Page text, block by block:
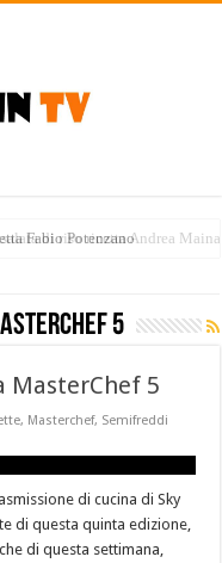
di riso ricetta Andrea
Fabio Potenzano
5
MasterChef 5
, Masterchef, Semifreddi
di cucina di Sky
di questa quinta edizione,
di questa settimana,